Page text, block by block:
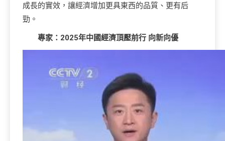
成長的實效，讓經濟增加更具東西的品質、更有后
勁。
專家：2025年中國經濟頂壓前行 向新向優